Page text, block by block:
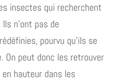
insectes qui recherchent
n’ont pas de
pourvu qu’ils se
On peut donc les retrouver
hauteur dans les